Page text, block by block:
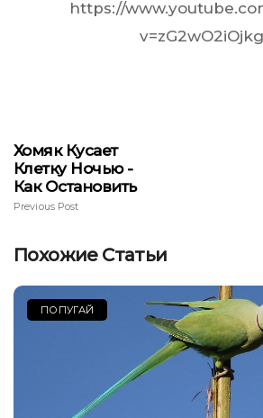
https://
v=zG2wO2iOjkg
Хомяк Кусает
Клетку Ночью -
Как Остановить
Previous Post
Похожие Статьи
ПОПУГАЙ